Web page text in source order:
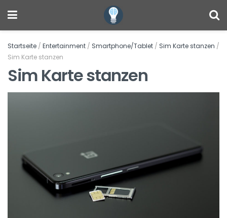
Startseite / Entertainment / Smartphone/Tablet / Sim Karte stanzen /
Sim Karte stanzen
Sim Karte stanzen